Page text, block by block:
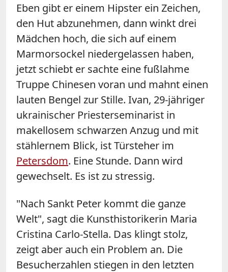
Eben gibt er einem Hipster ein Zeichen,
den Hut abzunehmen, dann winkt drei
Mädchen hoch, die sich auf einem
Marmorsockel niedergelassen haben,
jetzt schiebt er sachte eine fußlahme
Truppe Chinesen voran und mahnt einen
lauten Bengel zur Stille. Ivan, 29-jähriger
ukrainischer Priesterseminarist in
makellosem schwarzen Anzug und mit
stählernem Blick, ist Türsteher im
Petersdom. Eine Stunde. Dann wird
gewechselt. Es ist zu stressig.
"Nach Sankt Peter kommt die ganze
Welt", sagt die Kunsthistorikerin Maria
Cristina Carlo-Stella. Das klingt stolz,
zeigt aber auch ein Problem an. Die
Besucherzahlen stiegen in den letzten